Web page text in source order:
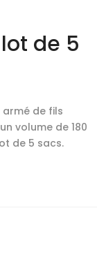
lot de 5
de fils
volume de 180
de 5 sacs.